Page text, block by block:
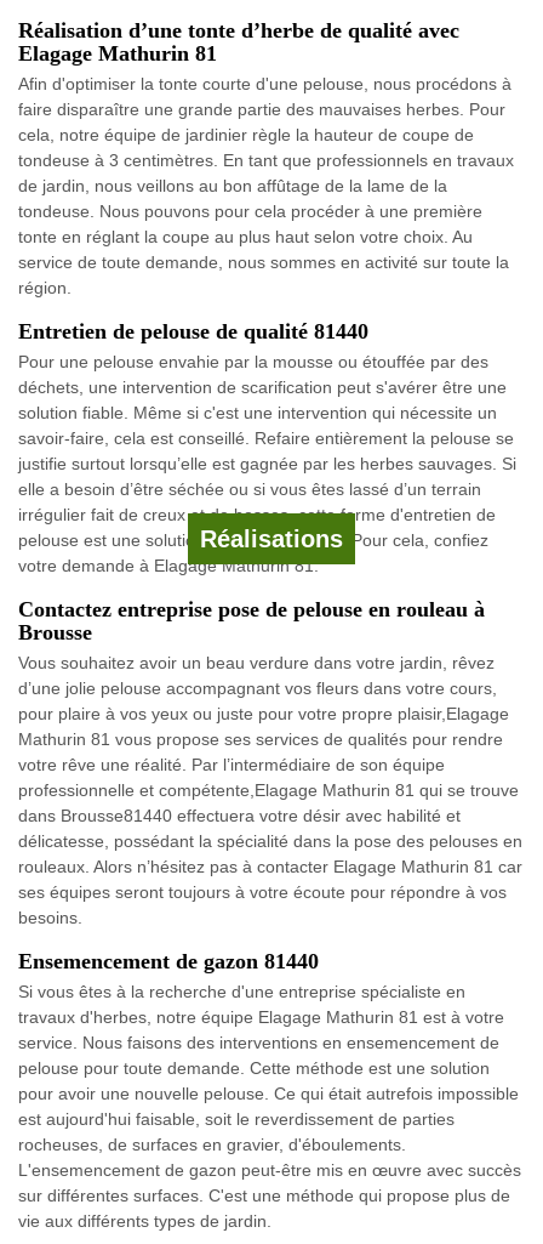
Réalisations
Réalisation d’une tonte d’herbe de qualité avec
Elagage Mathurin 81
Afin d'optimiser la tonte courte d'une pelouse, nous procédons à
faire disparaître une grande partie des mauvaises herbes. Pour
cela, notre équipe de jardinier règle la hauteur de coupe de
tondeuse à 3 centimètres. En tant que professionnels en travaux
de jardin, nous veillons au bon affûtage de la lame de la
tondeuse. Nous pouvons pour cela procéder à une première
tonte en réglant la coupe au plus haut selon votre choix. Au
service de toute demande, nous sommes en activité sur toute la
région.
Entretien de pelouse de qualité 81440
Pour une pelouse envahie par la mousse ou étouffée par des
déchets, une intervention de scarification peut s'avérer être une
solution fiable. Même si c'est une intervention qui nécessite un
savoir-faire, cela est conseillé. Refaire entièrement la pelouse se
justifie surtout lorsqu’elle est gagnée par les herbes sauvages. Si
elle a besoin d’être séchée ou si vous êtes lassé d’un terrain
irrégulier fait de creux et de bosses, cette forme d'entretien de
pelouse est une solution idéale d’entretien. Pour cela, confiez
votre demande à Elagage Mathurin 81.
Contactez entreprise pose de pelouse en rouleau à
Brousse
Vous souhaitez avoir un beau verdure dans votre jardin, rêvez
d’une jolie pelouse accompagnant vos fleurs dans votre cours,
pour plaire à vos yeux ou juste pour votre propre plaisir,Elagage
Mathurin 81 vous propose ses services de qualités pour rendre
votre rêve une réalité. Par l’intermédiaire de son équipe
professionnelle et compétente,Elagage Mathurin 81 qui se trouve
dans Brousse81440 effectuera votre désir avec habilité et
délicatesse, possédant la spécialité dans la pose des pelouses en
rouleaux. Alors n’hésitez pas à contacter Elagage Mathurin 81 car
ses équipes seront toujours à votre écoute pour répondre à vos
besoins.
Ensemencement de gazon 81440
Si vous êtes à la recherche d'une entreprise spécialiste en
travaux d'herbes, notre équipe Elagage Mathurin 81 est à votre
service. Nous faisons des interventions en ensemencement de
pelouse pour toute demande. Cette méthode est une solution
pour avoir une nouvelle pelouse. Ce qui était autrefois impossible
est aujourd'hui faisable, soit le reverdissement de parties
rocheuses, de surfaces en gravier, d'éboulements.
L'ensemencement de gazon peut-être mis en œuvre avec succès
sur différentes surfaces. C'est une méthode qui propose plus de
vie aux différents types de jardin.